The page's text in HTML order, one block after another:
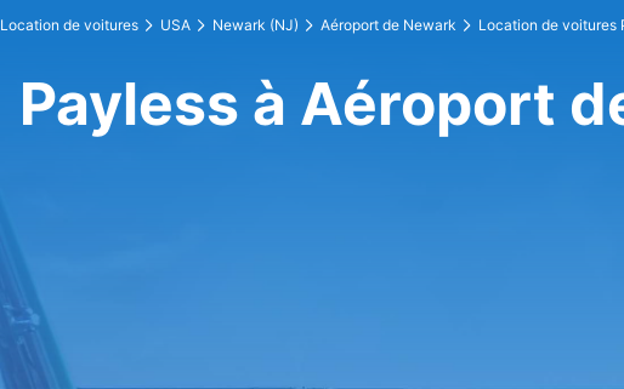
Location de voitures USA Newark (NJ) Aéroport de Newark Location de voitures
Payless à Aéroport